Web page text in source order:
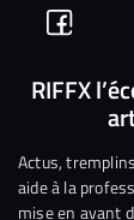
nous
RIFFX
Actus,
aide à la
mise en avant